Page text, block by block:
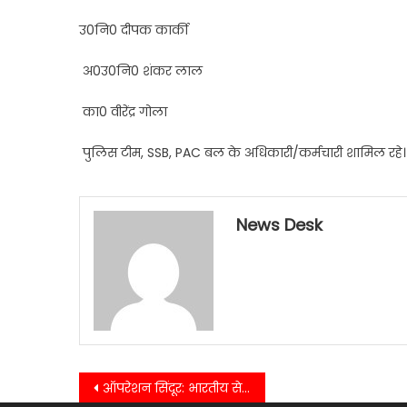
उ0नि0 दीपक कार्की
अ0उ0नि0 शंकर लाल
का0 वीरेंद्र गोला
पुलिस टीम, SSB, PAC बल के अधिकारी/कर्मचारी शामिल रहे।
News Desk
Post
ऑपरेशन सिंदूर: भारतीय सेना की सटीक कार्रवाई से गूंजा भारत, अंतरराष्ट्रीय मानवाधिकार संघ ने की सराहना